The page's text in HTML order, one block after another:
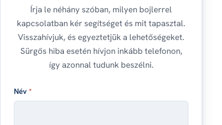
Írja le néhány szóban, milyen bojlerrel
kapcsolatban kér segítséget és mit tapasztal.
Visszahívjuk, és egyeztetjük a lehetőségeket.
Sürgős hiba esetén hívjon inkább telefonon,
így azonnal tudunk beszélni.
Név*